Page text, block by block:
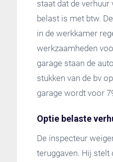
staat dat de verhuur
belast is met btw.
in de werkkamer
werkzaamheden
garage staan de
stukken van de bv
garage wordt voor
Optie belaste
De inspecteur
teruggaven. Hij stelt